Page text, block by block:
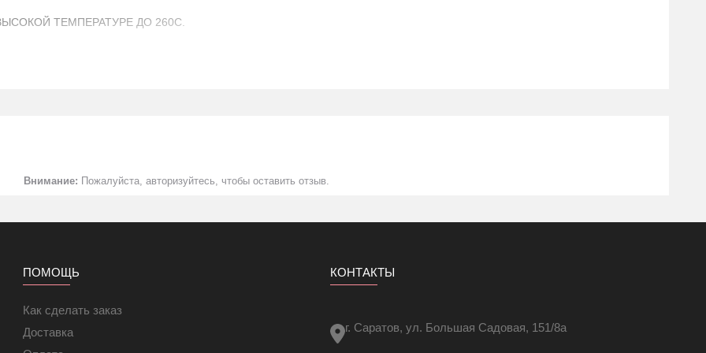
ТЕМПЕРАТУРЕ ДО 260С.
Внимание: Пожалуйста, авторизуйтесь, чтобы оставить отзыв.
ПОМОЩЬ
Как сделать заказ
Доставка
КОНТАКТЫ
г. Саратов, ул. Большая Садовая, 151/8а